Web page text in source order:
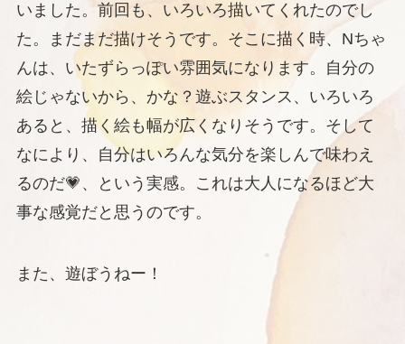
いました。前回も、いろいろ描いてくれたのでし
た。まだまだ描けそうです。そこに描く時、Nちゃ
んは、いたずらっぽい雰囲気になります。自分の
絵じゃないから、かな？遊ぶスタンス、いろいろ
あると、描く絵も幅が広くなりそうです。そして
なにより、自分はいろんな気分を楽しんで味わえ
るのだ💗、という実感。これは大人になるほど大
事な感覚だと思うのです。
また、遊ぼうねー！